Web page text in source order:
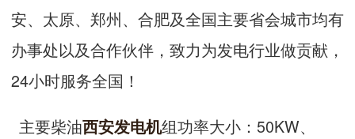
安、太原、郑州、合肥及全国主要省会城市均有
办事处以及合作伙伴，致力为发电行业做贡献，
24小时服务全国！
主要柴油西安发电机组功率大小：50KW、